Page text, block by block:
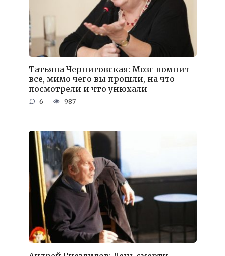
Татьяна Черниговская: Мозг помнит
все, мимо чего вы прошли, на что
посмотрели и что унюхали
6 987